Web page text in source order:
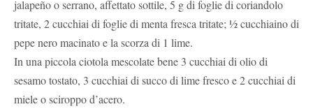
jalapeño o serrano, affettato sottile, 5 g di foglie di coriandolo
tritate, 2 cucchiai di foglie di menta fresca tritate; ½ cucchiaino di
pepe nero macinato e la scorza di 1 lime.
In una piccola ciotola mescolate bene 3 cucchiai di olio di
sesamo tostato, 3 cucchiai di succo di lime fresco e 2 cucchiai di
miele o sciroppo d’acero.